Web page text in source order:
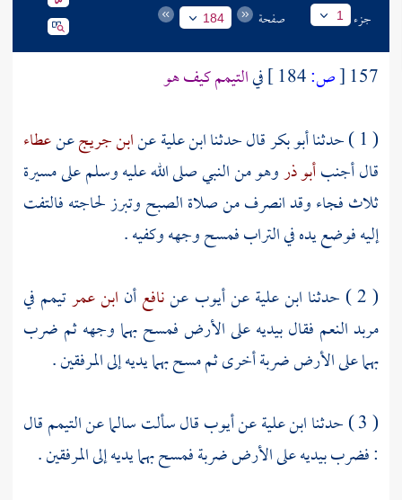
جزء 1 صفحة 184
157
[ص: فيالتيمم كيف هو
( 1 ) حدثنا
أبو بكرقال حدثناابن عليةعنابن جريجعنعطاء
قال أجنبأبو ذروهو من النبي صلى الله عليه وسلم على مسيرة
ثلاث فجاء وقد انصرف من صلاة الصبح وتبرز لحاجته فالتفت
إليه فوضع يده في التراب فمسح وجهه وكفيه .
( 2 ) حدثنا
ابن عليةعنأيوب عننافعأن ابن عمرتيمم في
مربد النعم فقال بيديه على الأرض فمسح بهما وجهه ثم ضرب
بهما على الأرض ضربة أخرى ثم مسح بهما يديه إلى المرفقين .
( 3 ) حدثنا
ابن عليةعنأيوبقال سألتسالماعن التيمم قال
: فضرب بيديه على الأرض ضربة فمسح بهما يديه إلى المرفقين .